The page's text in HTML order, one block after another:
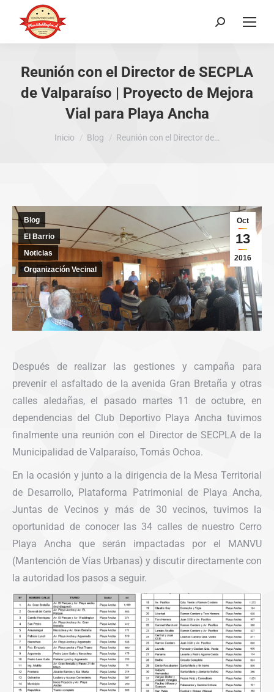
Buscar:
Reunión con el Director de SECPLA
de Valparaíso | Proyecto de Mejora
Vial para Playa Ancha
Estás aquí:
Inicio Blog Reunión con el Director de…
Oct
13
2016
Blog
El Barrio
Noticias
Organización Vecinal
Después de realizar las gestiones y campaña para
prevenir el asfaltado de la avenida Gran Bretaña y otras
calles aledañas, el pasado martes 11 de octubre, en
dependencias del Club Deportivo Playa Ancha tuvimos
finalmente una reunión con el Director de SECPLA de la
Municipalidad de Valparaíso, Tomás Ochoa.
En la ocasión y junto a la dirigencia de la Mesa Territorial
de Desarrollo, Plataforma Patrimonial de Playa Ancha,
Juntas de Vecinos y más de 30 vecinos, tuvimos la
oportunidad de conocer las 34 calles de nuestro Cerro
Playa Ancha que serán impactadas por el MANVU
(Mantención de Vías Urbanas) y discutir directamente con
la autoridad los pasos a seguir.